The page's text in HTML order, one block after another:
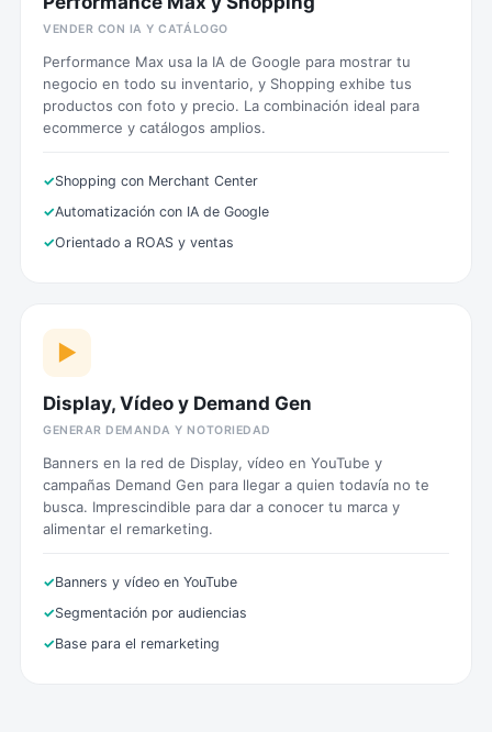
VENDER CON IA Y CATÁLOGO
Performance Max usa la IA de Google para mostrar tu
negocio en todo su inventario, y Shopping exhibe tus
productos con foto y precio. La combinación ideal para
ecommerce y catálogos amplios.
Shopping con Merchant Center
Automatización con IA de Google
Orientado a ROAS y ventas
▶️
Display, Vídeo y Demand Gen
GENERAR DEMANDA Y NOTORIEDAD
Banners en la red de Display, vídeo en YouTube y
campañas Demand Gen para llegar a quien todavía no te
busca. Imprescindible para dar a conocer tu marca y
alimentar el remarketing.
Banners y vídeo en YouTube
Segmentación por audiencias
Base para el remarketing